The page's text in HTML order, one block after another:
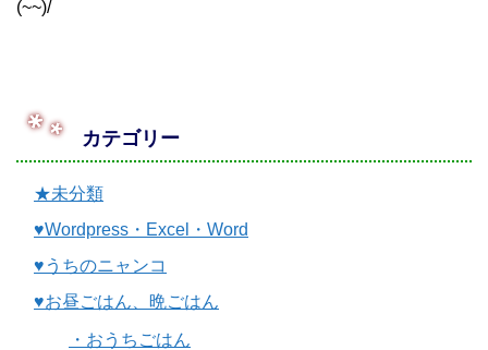
(~~)/
カテゴリー
★未分類
♥Wordpress・Excel・Word
♥うちのニャンコ
♥お昼ごはん、晩ごはん
・おうちごはん